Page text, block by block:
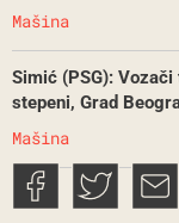
Mašina
Simić (PSG):
stepeni, Grad
Mašina